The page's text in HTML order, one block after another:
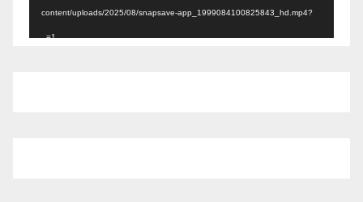
content/uploads/2025/08/snapsave-app_1999084100825843_hd.mp4?
_=1